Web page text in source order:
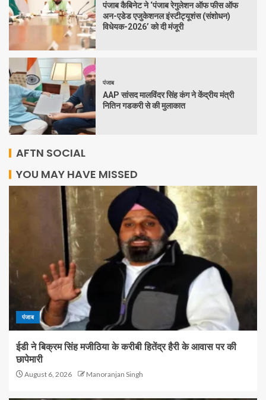
पंजाब कैबिनेट ने ‘पंजाब रेगुलेशन ऑफ फीस ऑफ
अन-एडेड एजुकेशनल इंस्टीट्यूशंस (संशोधन)
विधेयक-2026’ को दी मंजूरी
पंजाब
AAP सांसद मालविंदर सिंह कंग ने केंद्रीय मंत्री
नितिन गडकरी से की मुलाकात
AFTN SOCIAL
YOU MAY HAVE MISSED
पंजाब
ईडी ने बिक्रम सिंह मजीठिया के करीबी हितेंद्र हैरी के आवास पर की
छापेमारी
August 6, 2026 Manoranjan Singh